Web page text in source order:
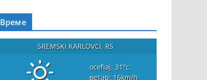
Време
SREMSKI KARLOVCI, RS
осећај: 31°c
ветар: 16km/h